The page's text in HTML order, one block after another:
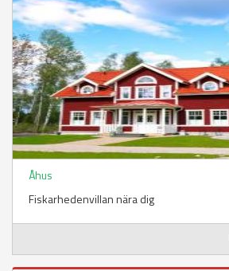
Åhus
Fiskarhedenvillan nära dig